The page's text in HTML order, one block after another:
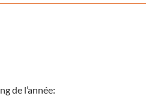
de l’année: